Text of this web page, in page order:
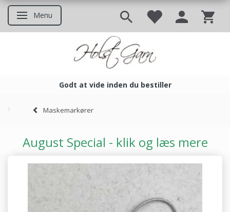
Skifte navigation
Menu
Godt at vide inden du bestiller
Maskemarkører
August Special - klik og læs mere